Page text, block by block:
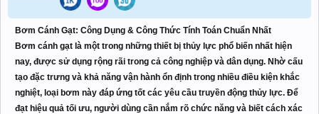
Bơm Cánh Gạt: Công Dụng & Công Thức Tính Toán Chuẩn Nhất
Bơm cánh gạt là một trong những thiết bị thủy lực phổ biến nhất hiện
nay, được sử dụng rộng rãi trong cả công nghiệp và dân dụng. Nhờ cấu
tạo đặc trưng và khả năng vận hành ổn định trong nhiều điều kiện khắc
nghiệt, loại bơm này đáp ứng tốt các yêu cầu truyền động thủy lực. Để
đạt hiệu quả tối ưu, người dùng cần nắm rõ chức năng và biết cách xác